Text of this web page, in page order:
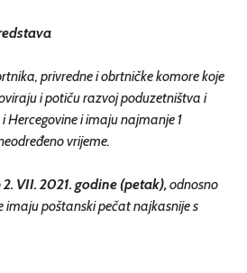
privredne i obrtničke komore koje
i potiču razvoj poduzetništva i
Hercegovine i imaju najmanje 1
vrijeme.
2. VII. 2021. godine (petak),odnosno
imaju poštanski pečat najkasnije s